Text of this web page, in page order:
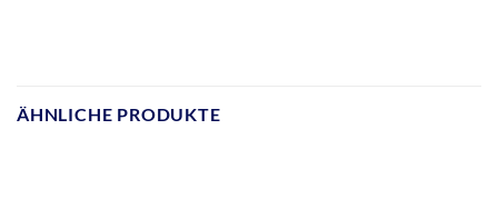
ÄHNLICHE PRODUKTE